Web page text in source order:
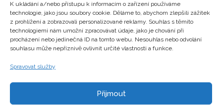
K ukládání a/nebo přístupu k informacím o zařízení používáme
technologie, jako jsou soubory cookie. Děláme to, abychom zlepšili zážitek
z prohlížení a zobrazovali personalizované reklamy. Souhlas s těmito
technologiemi nám umožní zpracovávat údaje, jako je chování při
procházení nebo jedinečná ID na tomto webu. Nesouhlas nebo odvolání
souhlasu může nepříznivě ovlivnit určité vlastnosti a funkce.
Spravovat služby
Přijmout
Zajímavosti
Kontakty